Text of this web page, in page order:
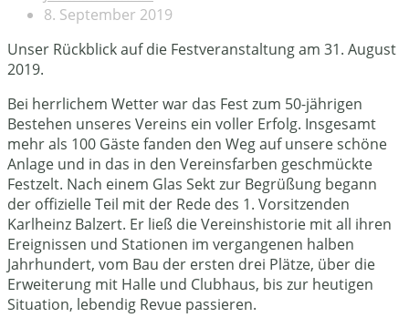
8. September 2019
Unser Rückblick auf die Festveranstaltung am 31. August
2019.
Bei herrlichem Wetter war das Fest zum 50-jährigen
Bestehen unseres Vereins ein voller Erfolg. Insgesamt
mehr als 100 Gäste fanden den Weg auf unsere schöne
Anlage und in das in den Vereinsfarben geschmückte
Festzelt. Nach einem Glas Sekt zur Begrüßung begann
der offizielle Teil mit der Rede des 1. Vorsitzenden
Karlheinz Balzert. Er ließ die Vereinshistorie mit all ihren
Ereignissen und Stationen im vergangenen halben
Jahrhundert, vom Bau der ersten drei Plätze, über die
Erweiterung mit Halle und Clubhaus, bis zur heutigen
Situation, lebendig Revue passieren.